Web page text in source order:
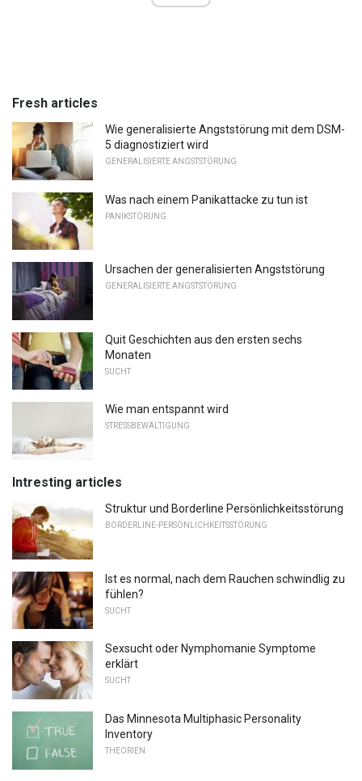
Fresh articles
Wie generalisierte Angststörung mit dem DSM-
5 diagnostiziert wird
GENERALISIERTE ANGSTSTÖRUNG
Was nach einem Panikattacke zu tun ist
PANIKSTÖRUNG
Ursachen der generalisierten Angststörung
GENERALISIERTE ANGSTSTÖRUNG
Quit Geschichten aus den ersten sechs
Monaten
SUCHT
Wie man entspannt wird
STRESSBEWÄLTIGUNG
Intresting articles
Struktur und Borderline Persönlichkeitsstörung
BORDERLINE-PERSÖNLICHKEITSSTÖRUNG
Ist es normal, nach dem Rauchen schwindlig zu
fühlen?
SUCHT
Sexsucht oder Nymphomanie Symptome
erklärt
SUCHT
Das Minnesota Multiphasic Personality
Inventory
THEORIEN